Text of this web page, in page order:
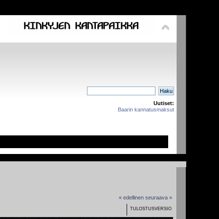
Uutiset:
Baarin kannatusmaksut
« edellinen seuraava »
TULOSTUSVERSIO